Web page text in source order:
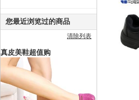
您最近浏览过的商品
清除列表
真皮美鞋超值购